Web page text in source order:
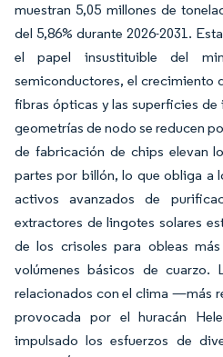
muestran 5,05 millones de
del 5,86% durante 2026-2031.
el papel insustituible del
semiconductores, el crecimiento
fibras ópticas y las superficies de
geometrías de nodo se reducen
de fabricación de chips elevan
partes por billón, lo que obliga a
activos avanzados de
extractores de lingotes solares
de los crisoles para obleas
volúmenes básicos de cuarzo.
relacionados con el clima —más
provocada por el huracán
impulsado los esfuerzos de